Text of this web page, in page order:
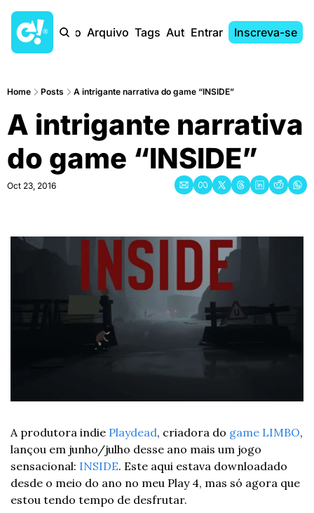
Início Arquivo Tags AutoresEntrar Inscreva-se
Home Posts A intrigante narrativa do game “INSIDE”
A intrigante narrativa
do game “INSIDE”
Oct 23, 2016
A produtora indie Playdead, criadora do game LIMBO,
lançou em junho/julho desse ano mais um jogo
sensacional: INSIDE. Este aqui estava downloadado
desde o meio do ano no meu Play 4, mas só agora que
estou tendo tempo de desfrutar.